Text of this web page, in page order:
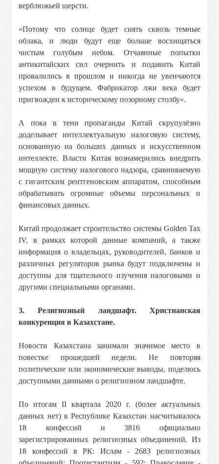
верблюжьей шерсти.
«Потому что солнце будет сиять сквозь темные
облака, и люди будут еще больше восхищаться
чистым голубым небом. Отчаянные попытки
антикитайских сил очернить и подавить Китай
провалились в прошлом и никогда не увенчаются
успехом в будущем. Фабрикатор лжи века будет
пригвожден к историческому позорному столбу».
А пока в тени пропаганды Китай скрупулёзно
доделывает интеллектуальную налоговую систему,
основанную на больших данных и искусственном
интеллекте. Власти Китая вознамерились внедрить
мощную систему налогового надзора, сравниваемую
с гигантским рентгеновским аппаратом, способным
обрабатывать огромные объемы персональных и
финансовых данных.
Китай продолжает строительство системы Golden Tax
IV, в рамках которой данные компаний, а также
информация о владельцах, руководителей, банков и
различных регуляторов рынка будут подключены и
доступны для тщательного изучения налоговыми и
другими специальными органами.
3. Религиозный ландшафт. Христианская
конкуренция в Казахстане.
Новости Казахстана занимали значимое место в
повестке прошедшей недели. Не повторяя
политические или экономические выводы, поделюсь
доступными данными о религиозном ландшафте.
По итогам II квартала 2020 г. (более актуальных
данных нет) в Республике Казахстан насчитывалось
18 конфессий и 3816 официально
зарегистрированных религиозных объединений. Из
18 конфессий в РК: Ислам - 2683 религиозных